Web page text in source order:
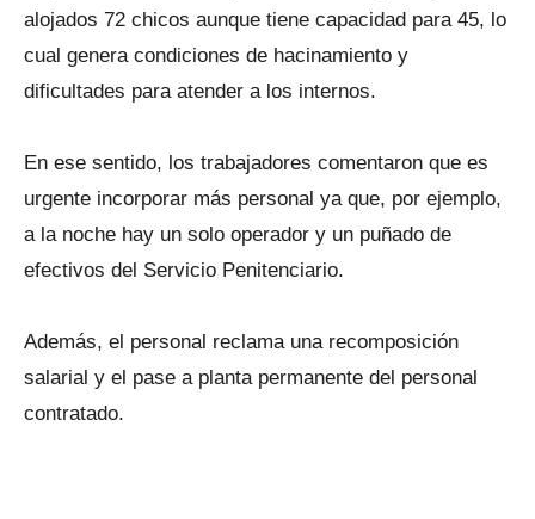
alojados 72 chicos aunque tiene capacidad para 45, lo
cual genera condiciones de hacinamiento y
dificultades para atender a los internos.
En ese sentido, los trabajadores comentaron que es
urgente incorporar más personal ya que, por ejemplo,
a la noche hay un solo operador y un puñado de
efectivos del Servicio Penitenciario.
Además, el personal reclama una recomposición
salarial y el pase a planta permanente del personal
contratado.